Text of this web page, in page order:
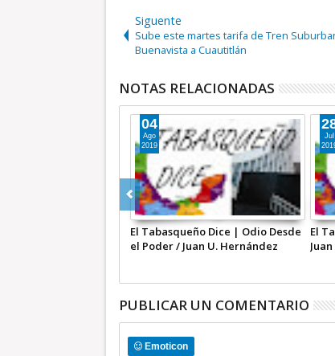
Siguente
Sube este martes tarifa de Tren
Buenavista a Cuautitlán
NOTAS RELACIONADAS
El Tabasqueño Dice | Odio Desde
el Poder / Juan U. Hernández
04
Ago
2019
El
Jul
PUBLICAR UN COMENTARIO
Emoticon